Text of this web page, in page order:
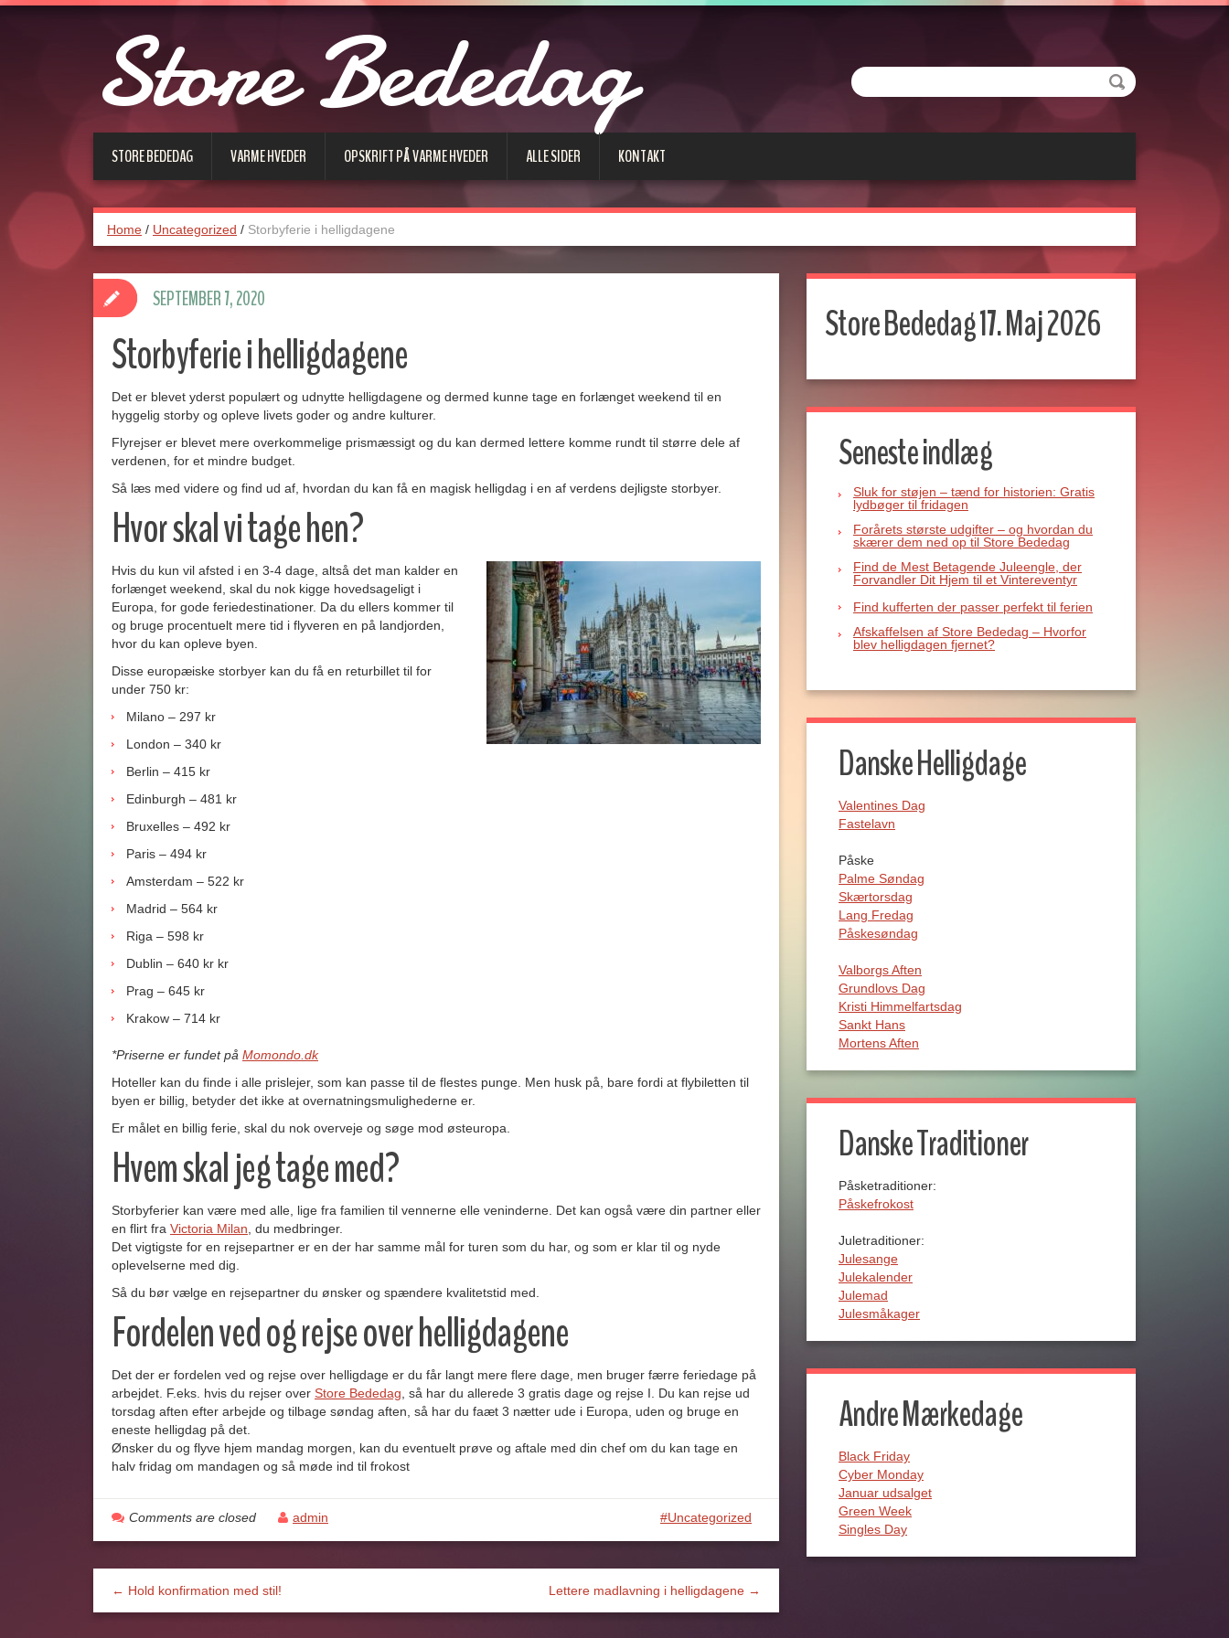
Store Bededag Søge
STORE BEDEDAG VARME HVEDER OPSKRIFT PÅ VARME HVEDER ALLE SIDER KONTAKT
Home / Uncategorized / Storbyferie i helligdagene
Storbyferie i helligdagene
Det er blevet yderst populært og udnytte helligdagene og dermed kunne tage en forlænget weekend til en
hyggelig storby og opleve livets goder og andre kulturer.
Flyrejser er blevet mere overkommelige prismæssigt og du kan dermed lettere komme rundt til større dele af
verdenen, for et mindre budget.
Så læs med videre og find ud af, hvordan du kan få en magisk helligdag i en af verdens dejligste storbyer.
Hvor skal vi tage hen?
Hvis du kun vil afsted i en 3-4 dage, altså det man kalder en
forlænget weekend, skal du nok kigge hovedsageligt i
Europa, for gode feriedestinationer. Da du ellers kommer til
og bruge procentuelt mere tid i flyveren en på landjorden,
hvor du kan opleve byen.
Disse europæiske storbyer kan du få en returbillet til for
under 750 kr:
Milano – 297 kr
London – 340 kr
Berlin – 415 kr
Edinburgh – 481 kr
Bruxelles – 492 kr
Paris – 494 kr
Amsterdam – 522 kr
Madrid – 564 kr
Riga – 598 kr
Dublin – 640 kr kr
Prag – 645 kr
Krakow – 714 kr
*Priserne er fundet på Momondo.dk
Hoteller kan du finde i alle prislejer, som kan passe til de flestes punge. Men husk på, bare fordi at flybiletten til
byen er billig, betyder det ikke at overnatningsmulighederne er.
Er målet en billig ferie, skal du nok overveje og søge mod østeuropa.
Hvem skal jeg tage med?
Storbyferier kan være med alle, lige fra familien til vennerne elle veninderne. Det kan også være din partner eller
en flirt fra Victoria Milan , du medbringer.
Det vigtigste for en rejsepartner er en der har samme mål for turen som du har, og som er klar til og nyde
oplevelserne med dig.
Så du bør vælge en rejsepartner du ønsker og spændere kvalitetstid med.
Fordelen ved og rejse over helligdagene
Det der er fordelen ved og rejse over helligdage er du får langt mere flere dage, men bruger færre feriedage på
arbejdet. F.eks. hvis du rejser over Store Bededag , så har du allerede 3 gratis dage og rejse I. Du kan rejse ud
torsdag aften efter arbejde og tilbage søndag aften, så har du faæt 3 nætter ude i Europa, uden og bruge en
eneste helligdag på det.
Ønsker du og flyve hjem mandag morgen, kan du eventuelt prøve og aftale med din chef om du kan tage en
halv fridag om mandagen og så møde ind til frokost
SEPTEMBER 7, 2020
Uncategorized
Comments are closed admin
← Hold konfirmation med stil! Lettere madlavning i helligdagene →
Store Bededag 17. Maj 2026
Seneste indlæg
Sluk for støjen – tænd for historien: Gratis
lydbøger til fridagen
Forårets største udgifter – og hvordan du
skærer dem ned op til Store Bededag
Find de Mest Betagende Juleengle, der
Forvandler Dit Hjem til et Vintereventyr
Find kufferten der passer perfekt til ferien
Afskaffelsen af Store Bededag – Hvorfor
blev helligdagen fjernet?
Danske Helligdage
Valentines Dag
Fastelavn
Påske
Palme Søndag
Skærtorsdag
Lang Fredag
Påskesøndag
Valborgs Aften
Grundlovs Dag
Kristi Himmelfartsdag
Sankt Hans
Mortens Aften
Danske Traditioner
Påsketraditioner:
Påskefrokost
Juletraditioner:
Julesange
Julekalender
Julemad
Julesmåkager
Andre Mærkedage
Black Friday
Cyber Monday
Januar udsalget
Green Week
Singles Day